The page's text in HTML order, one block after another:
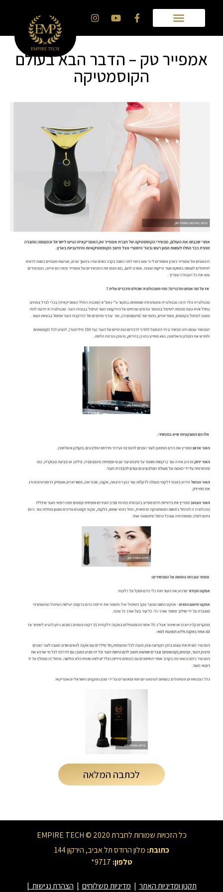
אמפייר טק – הדבר הבא בעולם
הקוסמטיקה
לכתבה המלאה
כל הזכויות שמורות לחברת EMPIRE TECH © 2020
כתובת: מלון הרודס תל אביב, הירקון 144
טלפון:
תקנון ומדיניות האתר | מדיניות משלוחים | הצהרת נגישות |